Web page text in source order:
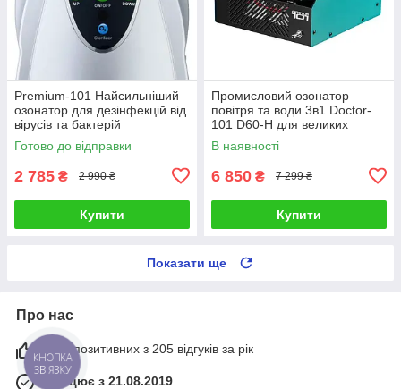
Premium-101 Найсильніший
озонатор для дезінфекцій від
вірусів та бактерій
Готово до відправки
2 785 ₴ 2 990 ₴
Купити
Промисловий озонатор
повітря та води 3в1 Doctor-
101 D60-H для великих
приміщень. Генератор озону
з високою продуктивністю 60
В наявності
6 850 ₴ 7 299 ₴
Купити
Показати ще
Про нас
94% позитивних з 205 відгуків за рік
Працює з 21.08.2019
КНОПКА
ЗВ'ЯЗКУ